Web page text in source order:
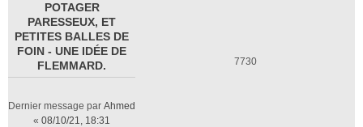
POTAGER
PARESSEUX, ET
PETITES BALLES DE
FOIN - UNE IDÉE DE
FLEMMARD.
Dernier message par Ahmed
« 08/10/21, 18:31
7730